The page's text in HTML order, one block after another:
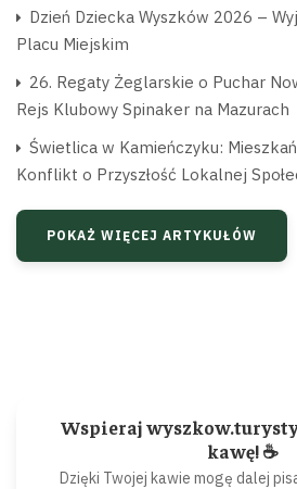
Dzień Dziecka Wyszków 2026 –
Placu Miejskim
26. Regaty Żeglarskie o Puchar
Rejs Klubowy Spinaker na Mazurach
Świetlica w Kamieńczyku:
Konflikt o Przyszłość Lokalnej
POKAŻ WIĘCEJ ARTYKUŁÓW
Wspieraj
kawę! ☕
Dzięki Twojej kawie mogę dalej